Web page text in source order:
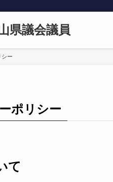
県議会議員
シー
ポリシー
て